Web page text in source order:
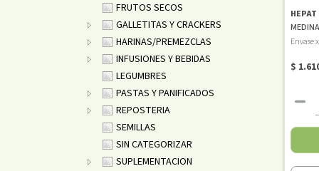
FRUTOS SECOS
GALLETITAS Y CRACKERS
HARINAS/PREMEZCLAS
INFUSIONES Y BEBIDAS
LEGUMBRES
PASTAS Y PANIFICADOS
REPOSTERIA
SEMILLAS
SIN CATEGORIZAR
SUPLEMENTACION
HEPAT
Envase
$